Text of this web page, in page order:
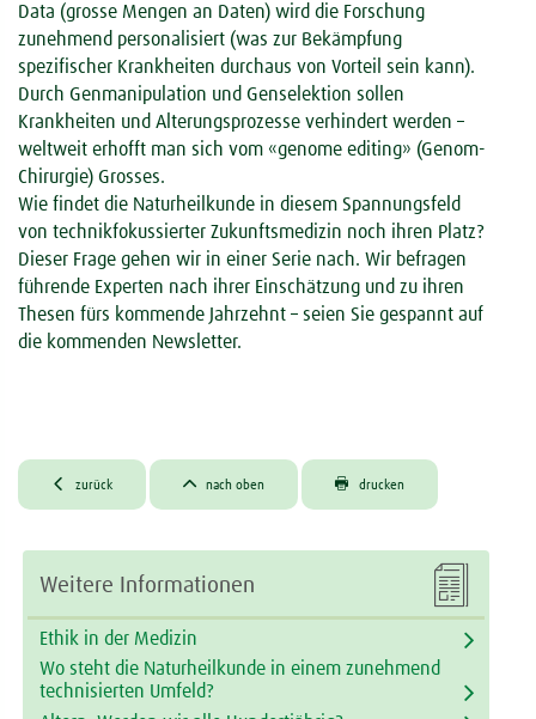
Data (grosse Mengen an Daten) wird die Forschung
zunehmend personalisiert (was zur Bekämpfung
spezifischer Krankheiten durchaus von Vorteil sein kann).
Durch Genmanipulation und Genselektion sollen
Krankheiten und Alterungsprozesse verhindert werden –
weltweit erhofft man sich vom «genome editing» (Genom-
Chirurgie) Grosses.
Wie findet die Naturheilkunde in diesem Spannungsfeld
von technikfokussierter Zukunftsmedizin noch ihren Platz?
Dieser Frage gehen wir in einer Serie nach. Wir befragen
führende Experten nach ihrer Einschätzung und zu ihren
Thesen fürs kommende Jahrzehnt – seien Sie gespannt auf
die kommenden Newsletter.
 zurück  nach oben  drucken

Weitere Informationen
Ethik in der Medizin
Wo steht die Naturheilkunde in einem zunehmend
technisierten Umfeld?